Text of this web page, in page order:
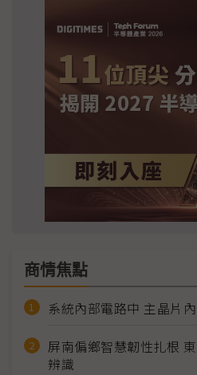
商情焦點
系統內部電路中 主晶片
屏南偏鄉智慧韌性扎根
辨識